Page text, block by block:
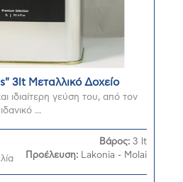
3lt Μεταλλικό Δοχείο
ιδιαίτερη γεύση του, από τον
ιδανικό ...
Βάρος: 3 lt
Προέλευση: Lakonia - Molai